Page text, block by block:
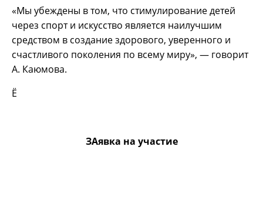
«Мы убеждены в том, что стимулирование детей
через спорт и искусство является наилучшим
средством в создание здорового, уверенного и
счастливого поколения по всему миру», — говорит
А. Каюмова.
Ё
ЗАявка на участие